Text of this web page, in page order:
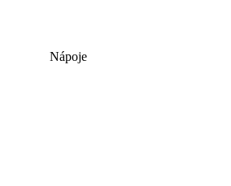
Nápoje